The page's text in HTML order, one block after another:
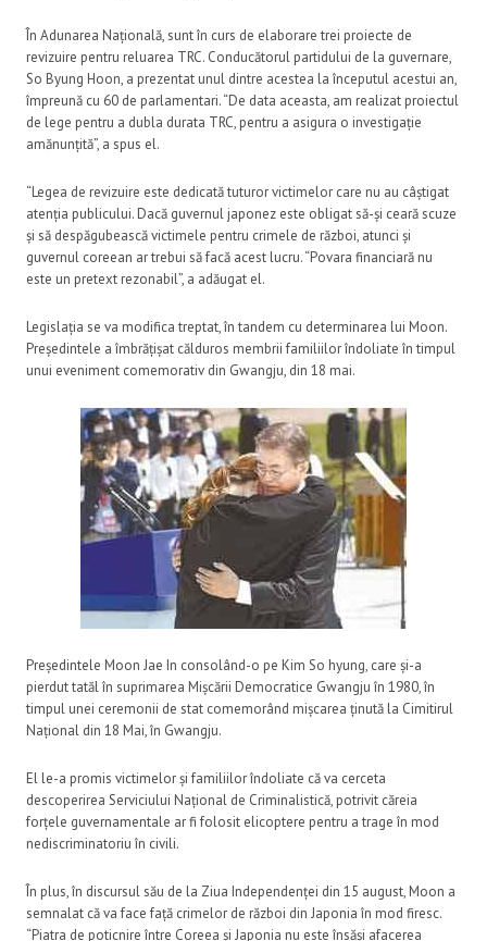
În Adunarea Națională, sunt în curs de elaborare trei proiecte de
revizuire pentru reluarea TRC. Conducătorul partidului de la guvernare,
So Byung Hoon, a prezentat unul dintre acestea la începutul acestui an,
împreună cu 60 de parlamentari. “De data aceasta, am realizat proiectul
de lege pentru a dubla durata TRC, pentru a asigura o investigație
amănunțită”, a spus el.
“Legea de revizuire este dedicată tuturor victimelor care nu au câștigat
atenția publicului. Dacă guvernul japonez este obligat să-și ceară scuze
și să despăgubească victimele pentru crimele de război, atunci și
guvernul coreean ar trebui să facă acest lucru. “Povara financiară nu
este un pretext rezonabil”, a adăugat el.
Legislația se va modifica treptat, în tandem cu determinarea lui Moon.
Președintele a îmbrățișat călduros membrii familiilor îndoliate în timpul
unui eveniment comemorativ din Gwangju, din 18 mai.
Președintele Moon Jae In consolând-o pe Kim So hyung, care și-a
pierdut tatăl în suprimarea Mișcării Democratice Gwangju în 1980, în
timpul unei ceremonii de stat comemorând mișcarea ținută la Cimitirul
Național din 18 Mai, în Gwangju.
El le-a promis victimelor și familiilor îndoliate că va cerceta
descoperirea Serviciului Național de Criminalistică, potrivit căreia
forțele guvernamentale ar fi folosit elicoptere pentru a trage în mod
nediscriminatoriu în civili.
În plus, în discursul său de la Ziua Independenței din 15 august, Moon a
semnalat că va face față crimelor de război din Japonia în mod firesc.
“Piatra de poticnire între Coreea și Japonia nu este însăși afacerea